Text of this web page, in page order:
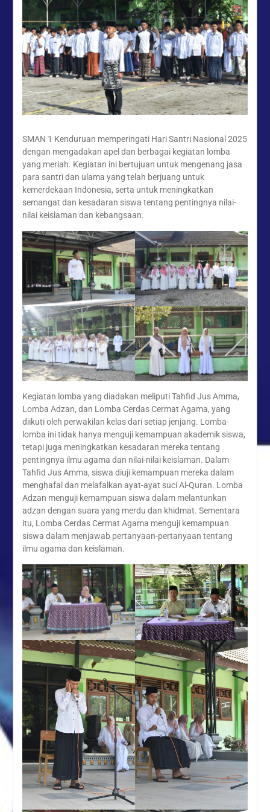
Kenduruan Angkat Tema
Kebersihan dan Ketertiban
Sekolah
“Syawal Menyatukan Hati:
Harmoni Silaturahmi dalam
Halal Bihalal Keluarga
Besar SMAN 1 Kenduruan
1447 H”
Festival Ramadan Double
Track SMAN 1 Kenduruan,
Kreativitas Siswa
SMAN 1 Kenduruan memperingati Hari Santri Nasional 2025
dengan mengadakan apel dan berbagai kegiatan lomba
yang meriah. Kegiatan ini bertujuan untuk mengenang jasa
para santri dan ulama yang telah berjuang untuk
kemerdekaan Indonesia, serta untuk meningkatkan
semangat dan kesadaran siswa tentang pentingnya nilai-
nilai keislaman dan kebangsaan.
Kegiatan lomba yang diadakan meliputi Tahfid Jus Amma,
Lomba Adzan, dan Lomba Cerdas Cermat Agama, yang
diikuti oleh perwakilan kelas dari setiap jenjang. Lomba-
lomba ini tidak hanya menguji kemampuan akademik siswa,
tetapi juga meningkatkan kesadaran mereka tentang
pentingnya ilmu agama dan nilai-nilai keislaman. Dalam
Tahfid Jus Amma, siswa diuji kemampuan mereka dalam
menghafal dan melafalkan ayat-ayat suci Al-Quran. Lomba
Adzan menguji kemampuan siswa dalam melantunkan
adzan dengan suara yang merdu dan khidmat. Sementara
itu, Lomba Cerdas Cermat Agama menguji kemampuan
siswa dalam menjawab pertanyaan-pertanyaan tentang
ilmu agama dan keislaman.